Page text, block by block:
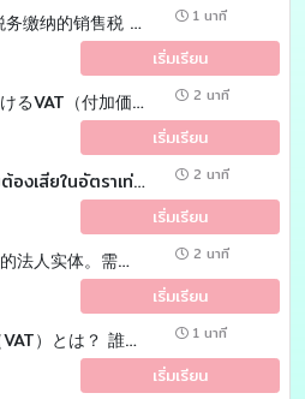
- EP.12 (CN) 公司必须向税务缴纳的销售税 ，这是公司的钱吗？ 1 นาที
เริ่มเรียน
- EP.11 (JP) タイ法人におけるVAT（付加価値税）の区分について説明致します。 2 นาที
เริ่มเรียน
- EP.11 (TH) ภาษีมูลค่าเพิ่มต้องเสียในอัตราเท่าไร 2 นาที
เริ่มเรียน
- EP.11 (CN) A公司是泰国的法人实体。需要支付多少增值税？ 2 นาที
เริ่มเรียน
- EP.10 (JP) 付加価値税（VAT）とは？ 誰が支払い、誰に納めるのか？ 1 นาที
เริ่มเรียน